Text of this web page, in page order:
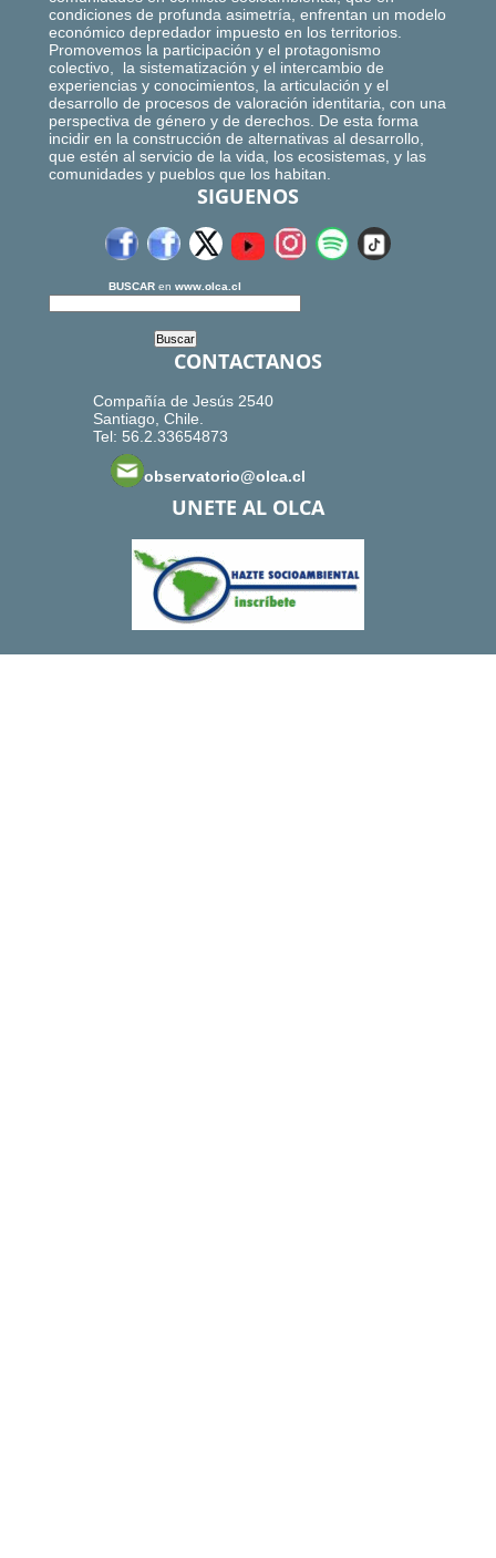
condiciones de profunda asimetría, enfrentan un modelo
económico depredador impuesto en los territorios.
Promovemos la participación y el protagonismo
colectivo, la sistematización y el intercambio de
experiencias y conocimientos, la articulación y el
desarrollo de procesos de valoración identitaria, con una
perspectiva de género y de derechos. De esta forma
incidir en la construcción de alternativas al desarrollo,
que estén al servicio de la vida, los ecosistemas, y las
comunidades y pueblos que los habitan.
SIGUENOS
BUSCAR en www.olca.cl
CONTACTANOS
Compañía de Jesús 2540
Santiago, Chile.
Tel: 56.2.33654873
observatorio@olca.cl
UNETE AL OLCA